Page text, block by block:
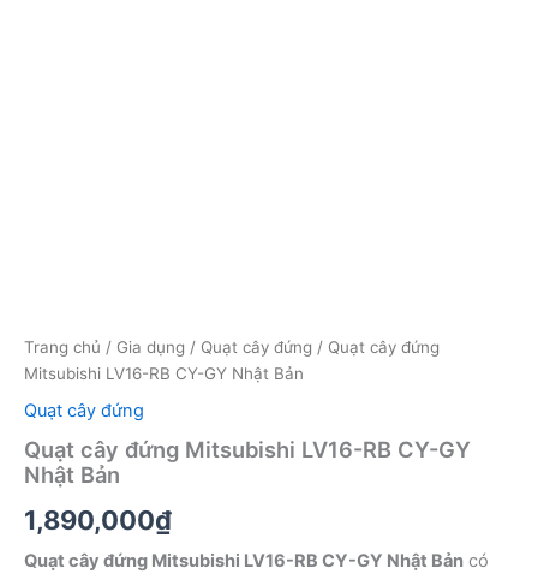
Trang chủ / Gia dụng / Quạt cây đứng / Quạt cây đứng
Mitsubishi LV16-RB CY-GY Nhật Bản
Quạt cây đứng
Quạt cây đứng Mitsubishi LV16-RB CY-GY
Nhật Bản
1,890,000₫
Quạt cây đứng Mitsubishi LV16-RB CY-GY Nhật Bản có